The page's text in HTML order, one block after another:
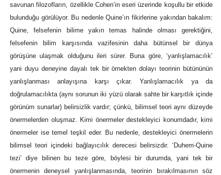
savunan filozofların, özellikle Cohen’in eseri üzerinde koşullu bir etkide
bulunduğu görülüyor. Bu nedenle Quine’ın fikirlerine yakından bakalım:
Quine, felsefenin bilime yakın temas halinde olması gerektiğini,
felsefenin bilim karşısında vazifesinin daha bütünsel bir dünya
görüşüne ulaşmak olduğunu ileri sürer. Buna göre, ‘yanlışlamacılık’
yani duyu deneyine dayalı tek bir örnekten dolayı teorinin bütününün
yanlışlanması anlayışına karşı çıkar. Yanlışlamacılık ya da
doğrulamacılıkta (aynı sorunun iki yüzü olarak sahte bir karşıtlık içinde
görünüm sunarlar) belirsizlik vardır; çünkü, bilimsel teori aynı düzeyde
önermelerden oluşmaz. Kimi önermeler destekleyici konumdadır, kimi
önermeler ise temel teşkil eder. Bu nedenle, destekleyici önermelerin
bilimsel teori içindeki bağlayıcılık derecesi belirsizdir. ‘Duhem-Quine
tezi’ diye bilinen bu teze göre, böylesi bir durumda, yani tek bir
önermenin deneysel yanlışlanmasında, teorinin bırakılmasının söz